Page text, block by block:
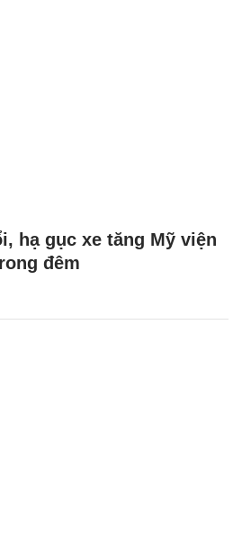
hạ gục xe tăng Mỹ viện
đêm